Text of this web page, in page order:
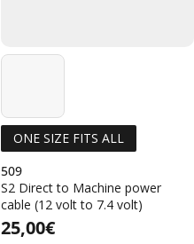
3XL
ONE SIZE FITS ALL
509
S2 Direct to Machine power
cable (12 volt to 7.4 volt)
Normaalihinta
25,00€